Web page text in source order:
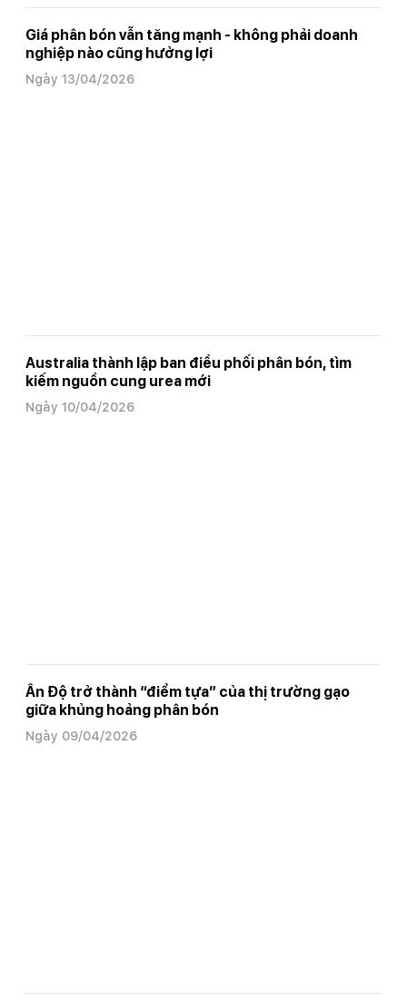
Giá phân bón vẫn tăng mạnh - không phải doanh
nghiệp nào cũng hưởng lợi
Ngày 13/04/2026
Australia thành lập ban điều phối phân bón, tìm
kiếm nguồn cung urea mới
Ngày 10/04/2026
Ấn Độ trở thành “điểm tựa” của thị trường gạo
giữa khủng hoảng phân bón
Ngày 09/04/2026